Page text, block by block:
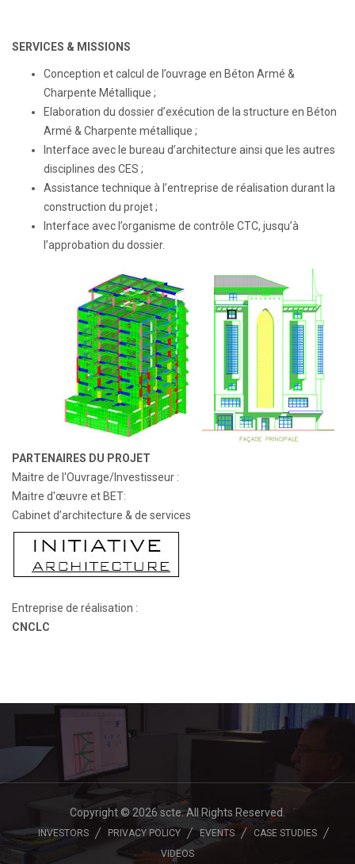
SERVICES & MISSIONS
Conception et calcul de l’ouvrage en Béton Armé &
Charpente Métallique ;
Elaboration du dossier d’exécution de la structure en Béton
Armé & Charpente métallique ;
Interface avec le bureau d’architecture ainsi que les autres
disciplines des CES ;
Assistance technique à l’entreprise de réalisation durant la
construction du projet ;
Interface avec l’organisme de contrôle CTC, jusqu’à
l’approbation du dossier.
PARTENAIRES DU PROJET
Maitre de l'Ouvrage/Investisseur :
Maitre d'œuvre et BET:
Cabinet d’architecture & de services
Entreprise de réalisation :
CNCLC
Copyright © 2026 scte. All Rights Reserved.
INVESTORS PRIVACY POLICY EVENTS
CASE STUDIES
VIDEOS